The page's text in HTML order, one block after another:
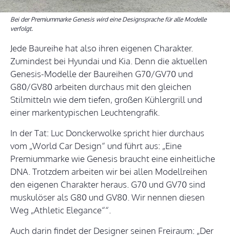
Bei der Premiummarke Genesis wird eine Designsprache für alle Modelle
verfolgt.
Jede Baureihe hat also ihren eigenen Charakter.
Zumindest bei Hyundai und Kia. Denn die aktuellen
Genesis-Modelle der Baureihen G70/GV70 und
G80/GV80 arbeiten durchaus mit den gleichen
Stilmitteln wie dem tiefen, großen Kühlergrill und
einer markentypischen Leuchtengrafik.
In der Tat: Luc Donckerwolke spricht hier durchaus
vom „World Car Design“ und führt aus: „Eine
Premiummarke wie Genesis braucht eine einheitliche
DNA. Trotzdem arbeiten wir bei allen Modellreihen
den eigenen Charakter heraus. G70 und GV70 sind
muskulöser als G80 und GV80. Wir nennen diesen
Weg „Athletic Elegance““.
Auch darin findet der Designer seinen Freiraum: „Der